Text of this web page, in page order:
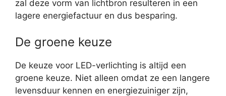
zal deze vorm van lichtbron resulteren in een
lagere energiefactuur en dus besparing.
De groene keuze
De keuze voor LED-verlichting is altijd een
groene keuze. Niet alleen omdat ze een langere
levensduur kennen en energiezuiniger zijn,